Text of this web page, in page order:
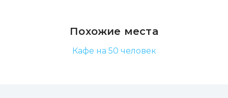
Похожие места
Кафе на 50 человек